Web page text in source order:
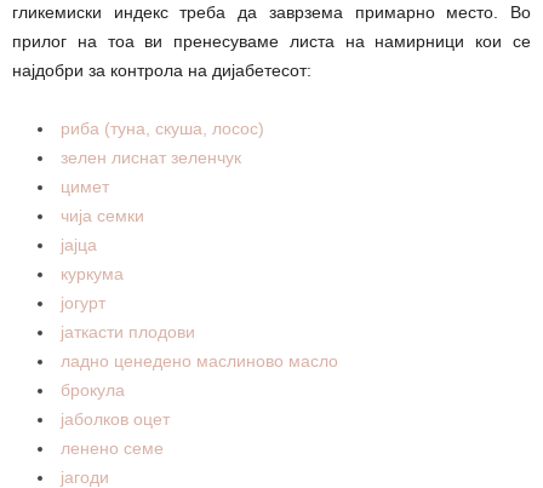
гликемиски индекс треба да заврзема примарно место. Во
прилог на тоа ви пренесуваме листа на намирници кои се
најдобри за контрола на дијабетесот:
риба (туна, скуша, лосос)
зелен лиснат зеленчук
цимет
чија семки
јајца
куркума
јогурт
јаткасти плодови
ладно ценедено маслиново масло
брокула
јаболков оцет
ленено семе
јагоди